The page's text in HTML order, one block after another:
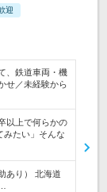
迎
、鉄道車両・機
せ／未経験から
以上で何らかの
みたい」そんな
あり） 北海道